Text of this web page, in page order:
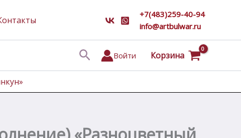
+7(483)259-40-94
info@artbulwar.ru
ПоискВойти Корзина